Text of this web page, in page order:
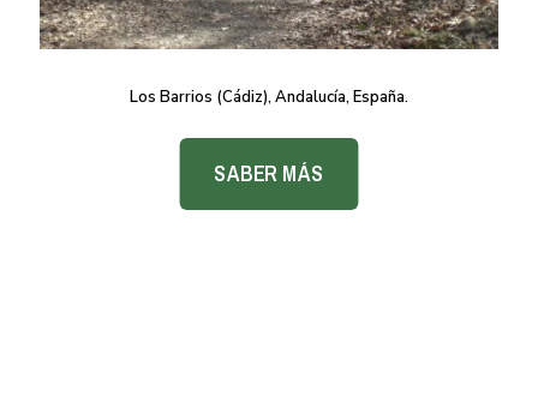
Los Barrios (Cádiz), Andalucía, España.
SABER MÁS